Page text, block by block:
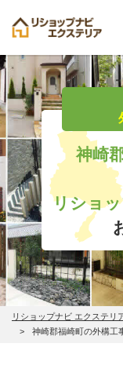
神崎
リショ
リショップナビ エクステリ
神崎郡福崎町の外構工